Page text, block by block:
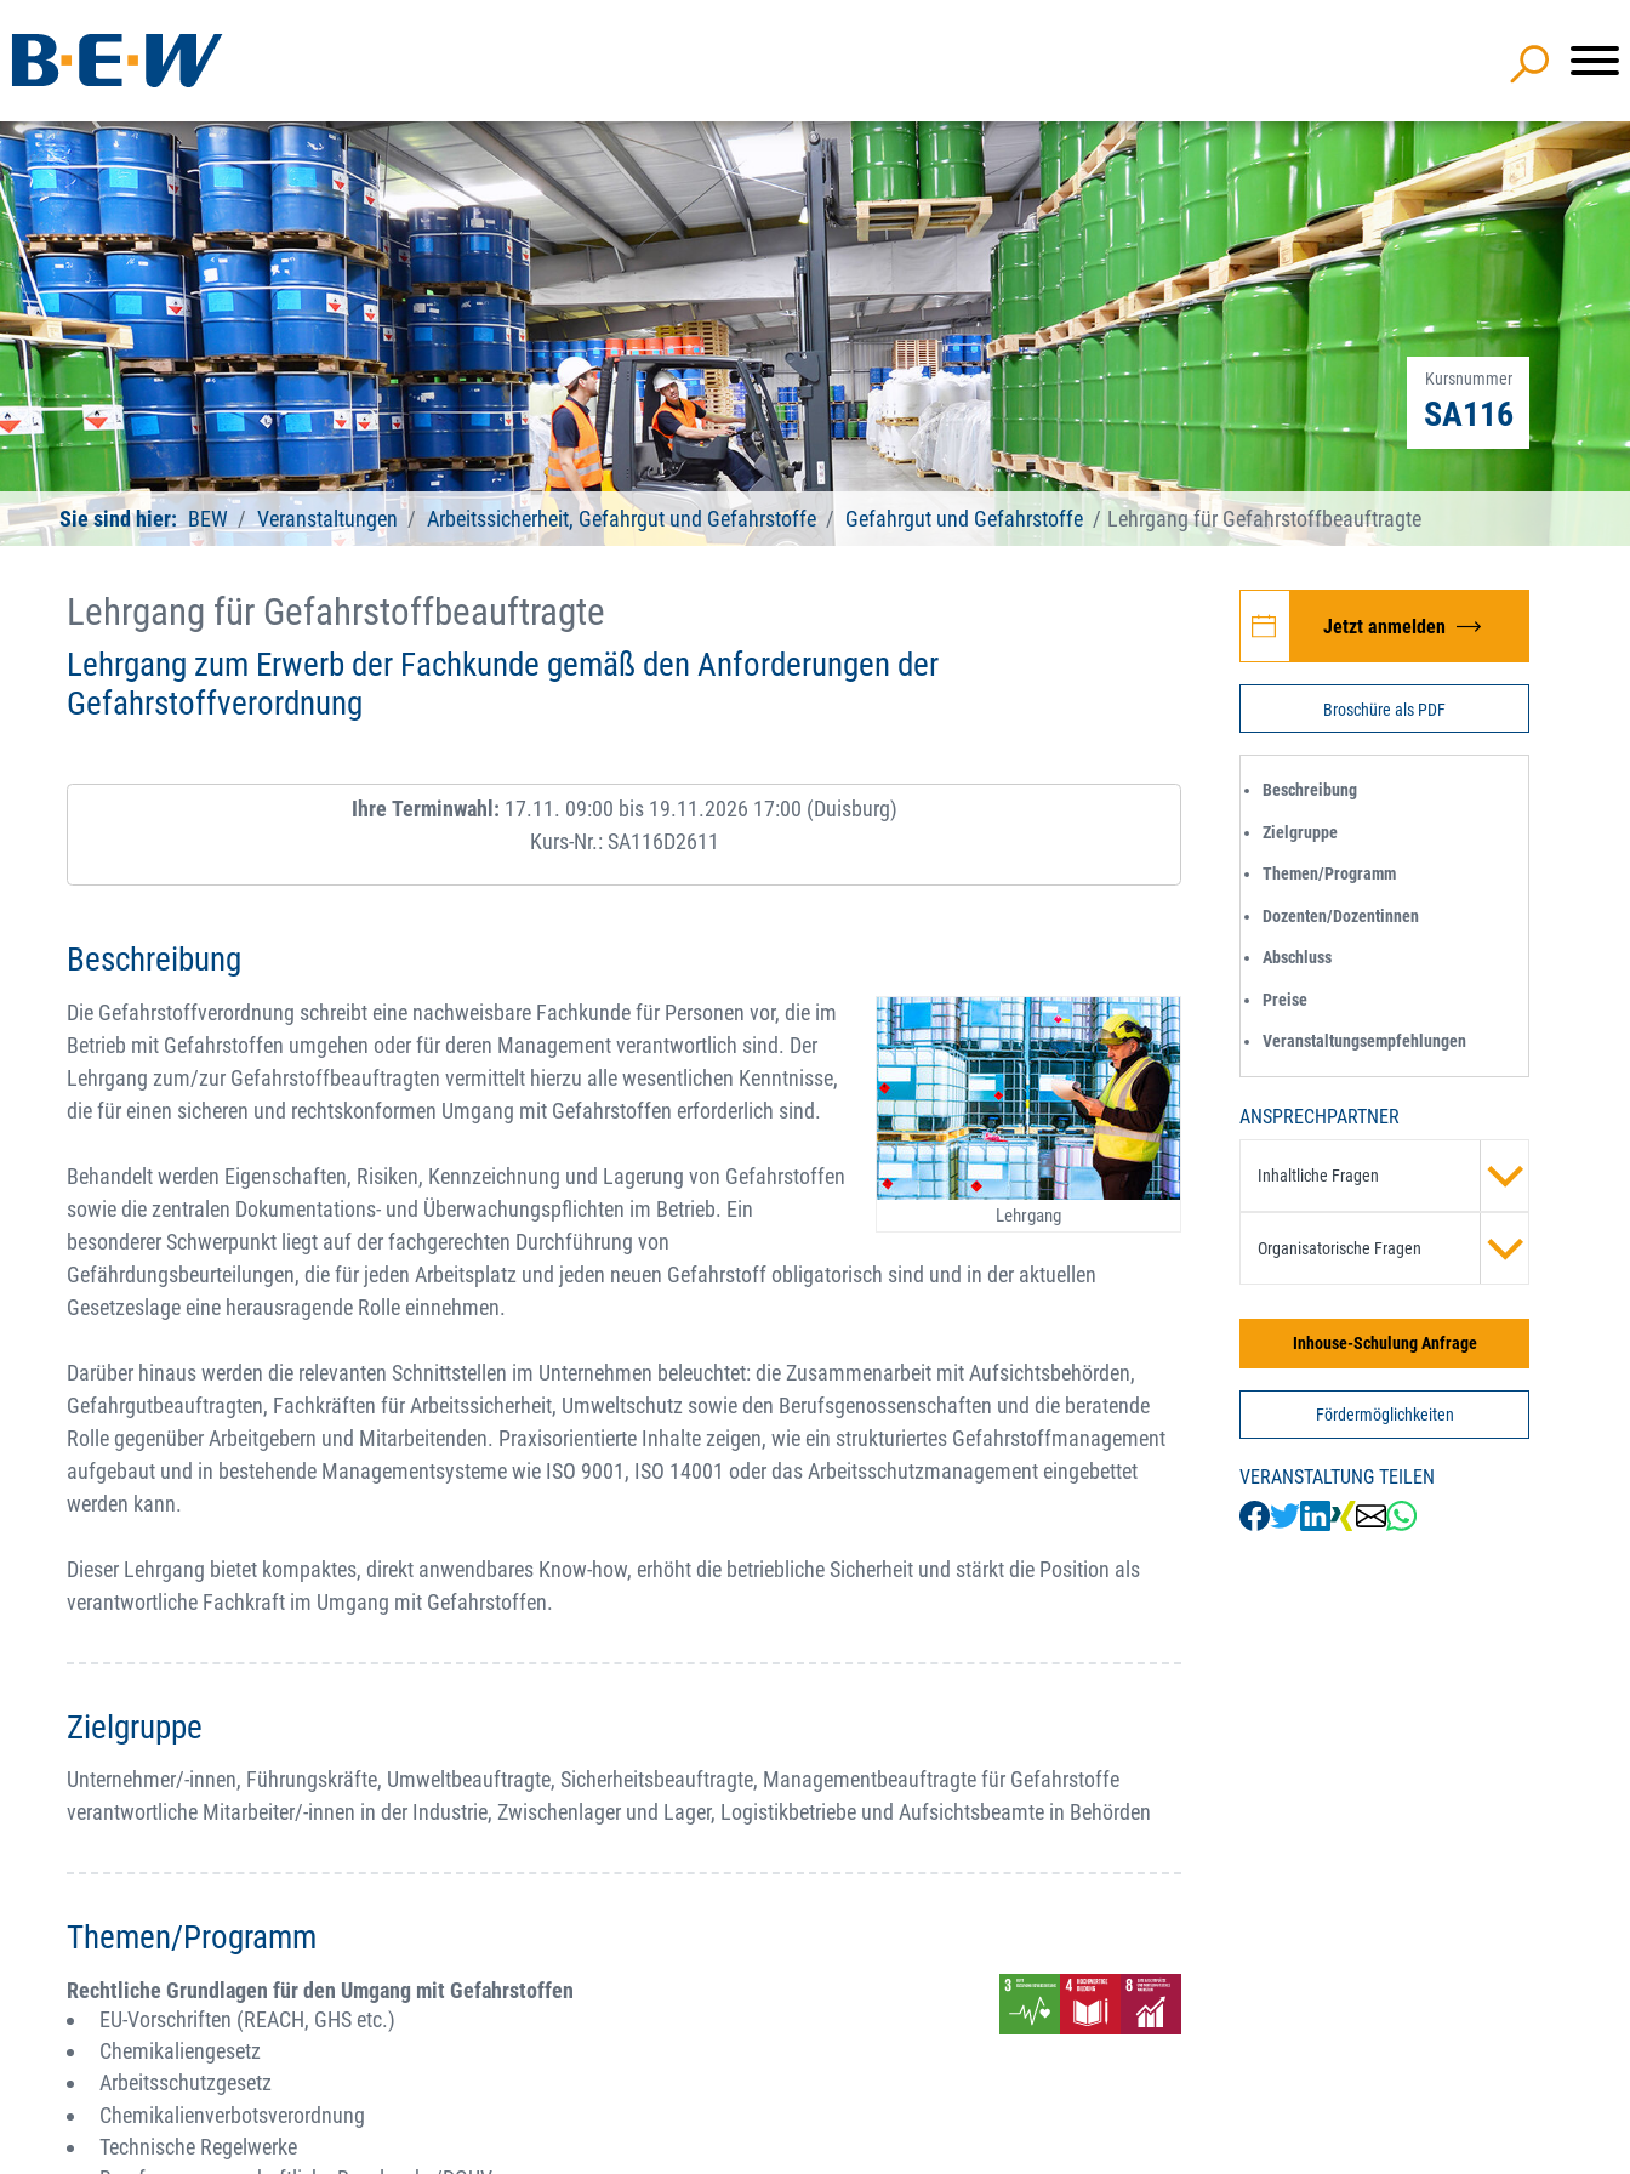
Kursnummer
SA116
Sie sind hier: BEW Veranstaltungen Arbeitssicherheit, Gefahrgut und Gefahrstoffe Gefahrgut und Gefahrstoffe Lehrgang für Gefahrstoffbeauftragte
Lehrgang für Gefahrstoffbeauftragte
Lehrgang zum Erwerb der Fachkunde gemäß den Anforderungen der
Gefahrstoffverordnung
Ihre Terminwahl: 17.11. 09:00 bis 19.11.2026 17:00 (Duisburg)
Kurs-Nr.: SA116D2611
Beschreibung
Lehrgang
Die Gefahrstoffverordnung schreibt eine nachweisbare Fachkunde für Personen vor, die im
Betrieb mit Gefahrstoffen umgehen oder für deren Management verantwortlich sind. Der
Lehrgang zum/zur Gefahrstoffbeauftragten vermittelt hierzu alle wesentlichen Kenntnisse,
die für einen sicheren und rechtskonformen Umgang mit Gefahrstoffen erforderlich sind.
Behandelt werden Eigenschaften, Risiken, Kennzeichnung und Lagerung von Gefahrstoffen
sowie die zentralen Dokumentations- und Überwachungspflichten im Betrieb. Ein
besonderer Schwerpunkt liegt auf der fachgerechten Durchführung von
Gefährdungsbeurteilungen, die für jeden Arbeitsplatz und jeden neuen Gefahrstoff obligatorisch sind und in der aktuellen
Gesetzeslage eine herausragende Rolle einnehmen.
Darüber hinaus werden die relevanten Schnittstellen im Unternehmen beleuchtet: die Zusammenarbeit mit Aufsichtsbehörden,
Gefahrgutbeauftragten, Fachkräften für Arbeitssicherheit, Umweltschutz sowie den Berufsgenossenschaften und die beratende
Rolle gegenüber Arbeitgebern und Mitarbeitenden. Praxisorientierte Inhalte zeigen, wie ein strukturiertes Gefahrstoffmanagement
aufgebaut und in bestehende Managementsysteme wie ISO 9001, ISO 14001 oder das Arbeitsschutzmanagement eingebettet
werden kann.
Dieser Lehrgang bietet kompaktes, direkt anwendbares Know-how, erhöht die betriebliche Sicherheit und stärkt die Position als
verantwortliche Fachkraft im Umgang mit Gefahrstoffen.
Zielgruppe
Unternehmer/-innen, Führungskräfte, Umweltbeauftragte, Sicherheitsbeauftragte, Managementbeauftragte für Gefahrstoffe
verantwortliche Mitarbeiter/-innen in der Industrie, Zwischenlager und Lager, Logistikbetriebe und Aufsichtsbeamte in Behörden
Themen/Programm
Rechtliche Grundlagen für den Umgang mit Gefahrstoffen
EU-Vorschriften (REACH, GHS etc.)
Chemikaliengesetz
Arbeitsschutzgesetz
Chemikalienverbotsverordnung
Technische Regelwerke
Jetzt anmelden
Broschüre als PDF
Beschreibung
Zielgruppe
Themen/Programm
Dozenten/Dozentinnen
Abschluss
Preise
Veranstaltungsempfehlungen
ANSPRECHPARTNER
Inhaltliche Fragen
Organisatorische Fragen
Inhouse-Schulung Anfrage
Fördermöglichkeiten
VERANSTALTUNG TEILEN